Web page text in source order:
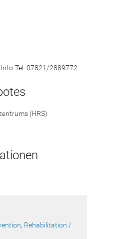
Tel. 07821/2889772
(HRS)
, Rehabilitation /